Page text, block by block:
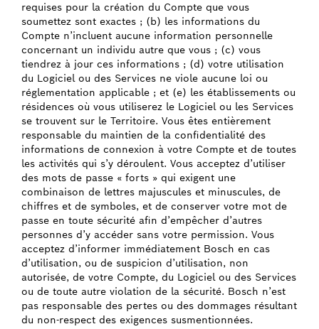
requises pour la création du Compte que vous
soumettez sont exactes ; (b) les informations du
Compte n’incluent aucune information personnelle
concernant un individu autre que vous ; (c) vous
tiendrez à jour ces informations ; (d) votre utilisation
du Logiciel ou des Services ne viole aucune loi ou
réglementation applicable ; et (e) les établissements ou
résidences où vous utiliserez le Logiciel ou les Services
se trouvent sur le Territoire. Vous êtes entièrement
responsable du maintien de la confidentialité des
informations de connexion à votre Compte et de toutes
les activités qui s’y déroulent. Vous acceptez d’utiliser
des mots de passe « forts » qui exigent une
combinaison de lettres majuscules et minuscules, de
chiffres et de symboles, et de conserver votre mot de
passe en toute sécurité afin d’empêcher d’autres
personnes d’y accéder sans votre permission. Vous
acceptez d’informer immédiatement Bosch en cas
d’utilisation, ou de suspicion d’utilisation, non
autorisée, de votre Compte, du Logiciel ou des Services
ou de toute autre violation de la sécurité. Bosch n’est
pas responsable des pertes ou des dommages résultant
du non-respect des exigences susmentionnées.